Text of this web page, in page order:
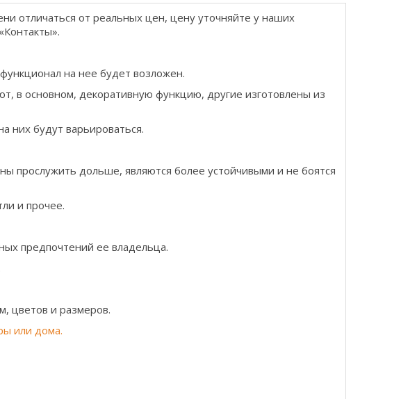
отличаться от реальных цен, цену уточняйте у наших
на нее будет возложен.
в основном, декоративную функцию, другие изготовлены из
них будут варьироваться.
прослужить дольше, являются более устойчивыми и не боятся
и прочее.
предпочтений ее владельца.
цветов и размеров.
или дома.